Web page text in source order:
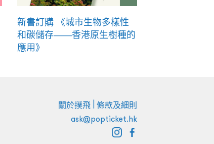
新書訂購 《城市生物多樣性
和碳儲存——香港原生樹種的
應用》
關於撲飛 條款及細則
ask@popticket.hk